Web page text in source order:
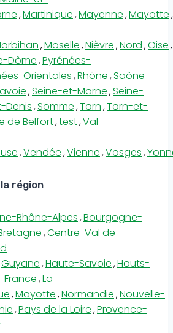
,Martinique,Mayenne,Mayotte,
,Moselle,Nièvre,Nord,Oise,
Dôme,Pyrénées-
Orientales,Rhône,Saône-
,Seine-et-Marne,Seine-
Denis,Somme,Tarn,Tarn-et-
de Belfort,test,Val-
,Vendée,Vienne,Vosges,
région
Rhône-Alpes,Bourgogne-
,Centre-Val de
Guyane,Haute-Savoie,Hauts-
,La
,Mayotte,Normandie,Nouvelle-
,Pays de la Loire,Provence-